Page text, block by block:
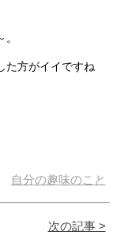
た方がイイですね
自分の趣味のこと
次の記事 >